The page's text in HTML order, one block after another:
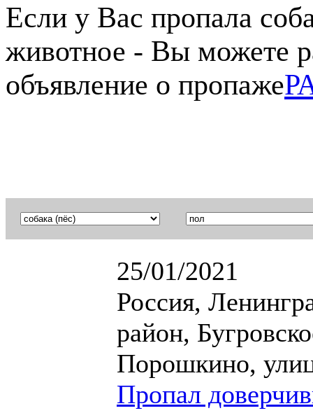
Если у Вас пропала
животное - Вы можете
объявление о пропаже
25/01/2021
Россия,
район,
Порошкино,
Пропал